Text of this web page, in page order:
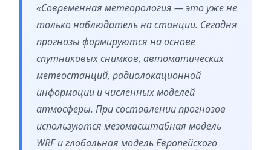
«Современная метеорология — это уже не
только наблюдатель на станции. Сегодня
прогнозы формируются на основе
спутниковых снимков, автоматических
метеостанций, радиолокационной
информации и численных моделей
атмосферы. При составлении прогнозов
используются мезомасштабная модель
WRF и глобальная модель Европейского